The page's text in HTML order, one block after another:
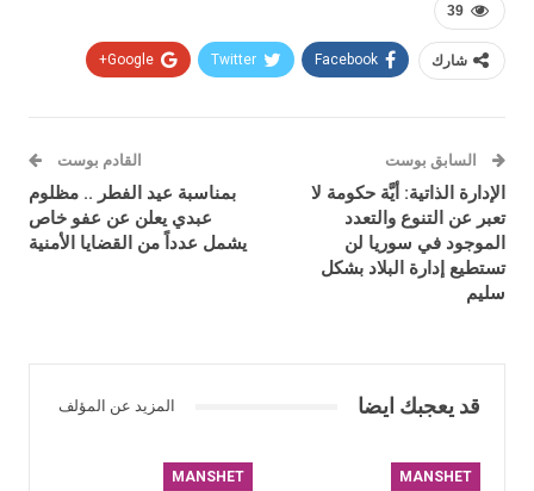
39
شارك Facebook
Twitter
Google+
السابق بوست
الإدارة الذاتية: أيَّة حكومة لا
تعبر عن التنوع والتعدد
الموجود في سوريا لن
تستطيع إدارة البلاد بشكل
سليم
القادم بوست
بمناسبة عيد الفطر .. مظلوم
عبدي يعلن عن عفو خاص
يشمل عدداً من القضايا الأمنية
قد يعجبك ايضا المزيد عن المؤلف
MANSHET
MANSHET